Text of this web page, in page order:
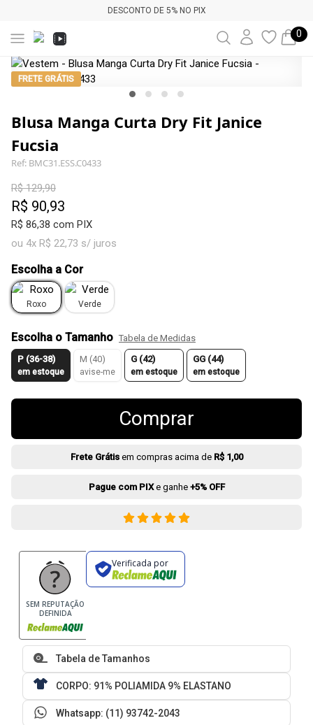
DESCONTO DE 5% NO PIX
0
FRETE GRÁTIS
Blusa Manga Curta Dry Fit Janice
Fucsia
Ref: BMC31.ESS.C0433
R$ 129,90
R$ 90,93
R$ 86,38 com PIX
ou 4x R$ 22,73 s/ juros
Escolha a Cor
Roxo Verde
Escolha o Tamanho Tabela de Medidas
P (36-38)
em estoque
M (40)
avise-me
G (42)
em estoque
GG (44)
em estoque
Comprar
Frete Grátisem compras acima de R$ 1,00
Pague com PIXe ganhe +5% OFF
SEM REPUTAÇÃO
DEFINIDA
Verificada por
Tabela de Tamanhos
CORPO: 91% POLIAMIDA 9% ELASTANO
Whatsapp: (11) 93742-2043